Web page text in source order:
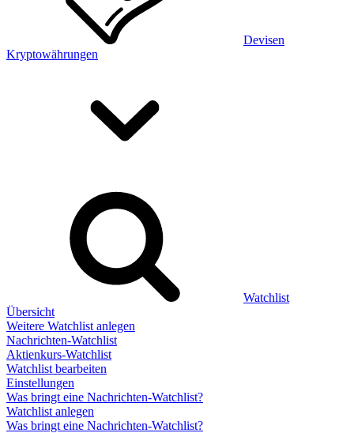
Devisen
Kryptowährungen
Watchlist
Übersicht
Weitere Watchlist anlegen
Nachrichten-Watchlist
Aktienkurs-Watchlist
Watchlist bearbeiten
Einstellungen
Was bringt eine Nachrichten-Watchlist?
Watchlist anlegen
Was bringt eine Nachrichten-Watchlist?